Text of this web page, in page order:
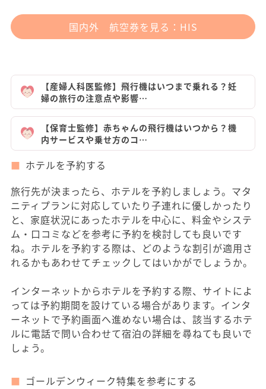
国内外 航空券を見る：HIS
【産婦人科医監修】飛行機はいつまで乗れる？妊
婦の旅行の注意点や影響…
【保育士監修】赤ちゃんの飛行機はいつから？機
内サービスや乗せ方のコ…
ホテルを予約する
旅行先が決まったら、ホテルを予約しましょう。マタ
ニティプランに対応していたり子連れに優しかったり
と、家庭状況にあったホテルを中心に、料金やシステ
ム・口コミなどを参考に予約を検討しても良いです
ね。ホテルを予約する際は、どのような割引が適用さ
れるかもあわせてチェックしてはいかがでしょうか。
インターネットからホテルを予約する際、サイトによ
っては予約期間を設けている場合があります。インタ
ーネットで予約画面へ進めない場合は、該当するホテ
ルに電話で問い合わせて宿泊の詳細を尋ねても良いで
しょう。
ゴールデンウィーク特集を参考にする